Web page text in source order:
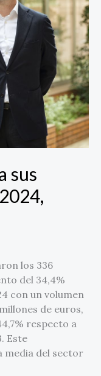
sus
los 336
del 34,4%
con un volumen
de euros,
respecto a
Este
media del sector